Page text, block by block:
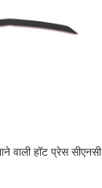
वाली हॉट प्रेस सीएनसी